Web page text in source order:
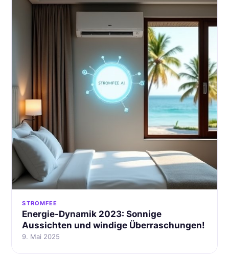
STROMFEE
Energie-Dynamik 2023: Sonnige
Aussichten und windige Überraschungen!
9. Mai 2025